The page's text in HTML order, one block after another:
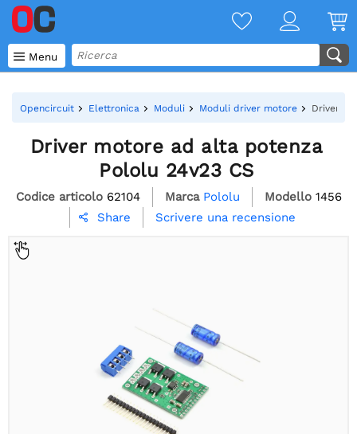
 Menu
Opencircuit Elettronica Moduli Moduli driver motore Driver
Driver motore ad alta potenza
Pololu 24v23 CS
Codice articolo 62104 Marca Pololu Modello 1456
 Share Scrivere una recensione